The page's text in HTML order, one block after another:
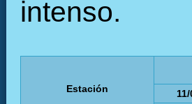
intenso.
Estación